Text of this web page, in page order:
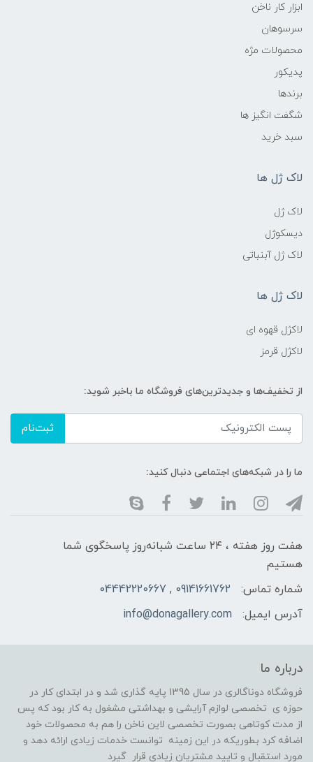
ابزار کار ناخن
سرسوهان
محصولات مژه
پدیکور
برندها
شگفت انگیز ها
سبد خرید
لاک ژل ها
لاک ژل
دیسکوژل
لاک ژل آبنباتی
لاک ژل ها
لاکژل قهوه ای
لاکژل قرمز
از تخفیف‌ها و جدیدترین‌های فروشگاه ما باخبر شوید:
ثبت‌نام
ما را در شبکه‌های اجتماعی دنبال کنید:
هفت روز هفته ، ۲۴ ساعت شبانه‌روز پاسخگوی شما
هستیم
شماره تماس:
09141661762 , 04442220667
آدرس ایمیل:
info@donagallery.com
درباره ما
فروشگاه دوناگالری در سال 1395 پایه گذاری شد و در ابتدای کار در
حوزه ی تخصصی لوازم آرایشی و بهداشتی مشغول به کار بود که پس
از مدت کوتاهی بصورت تخصصی لاین ناخن را هم به محصولات خود
اضافه کرد بطوریکه در این زمینه توانست خدمات زیادی ارائه دهد و
مورد استقبال و تایید مشتریان زیادی قرار گیرد